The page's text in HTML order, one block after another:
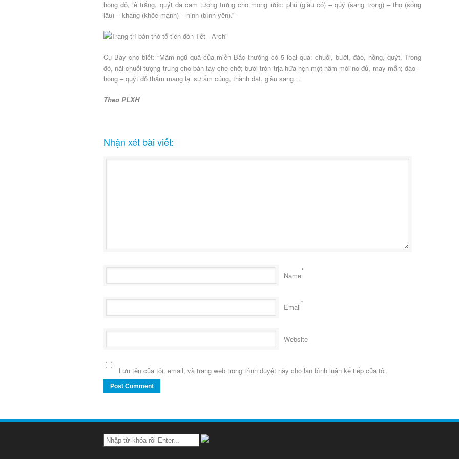
hồng đỏ, lê trắng, quýt da cam tượng trưng cho mong ước: phú (giàu có) – quý (sang trọng) – thọ (sống
lâu) – khang (khỏe mạnh) – ninh (bình yên).”
Cụ Bảy cho biết: “Mâm ngũ quả của miền Bắc thường có 5 loại quả: chuối, bưởi, đào, hồng, quýt. Trong
đó, nải chuối tượng trưng cho bàn tay che chở; bưởi tròn trịa hứa hẹn một năm mới no đủ, may mắn; đào –
hồng – quýt đỏ thắm mang lại sự ấm cúng, thành đạt, giàu sang…”
Theo PLXH
Nhận xét bài viết:
Name*
Email*
Website
Lưu tên của tôi, email, và trang web trong trình duyệt này cho lần bình luận kế tiếp của tôi.